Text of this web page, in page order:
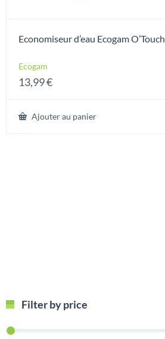
Economiseur d’eau Ecogam O’Touch
Ecogam
13,99€
Ajouter au panier
Filter by price